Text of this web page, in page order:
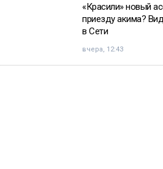
«Красили» новый
приезду акима?
в Сети
вчера, 12:43